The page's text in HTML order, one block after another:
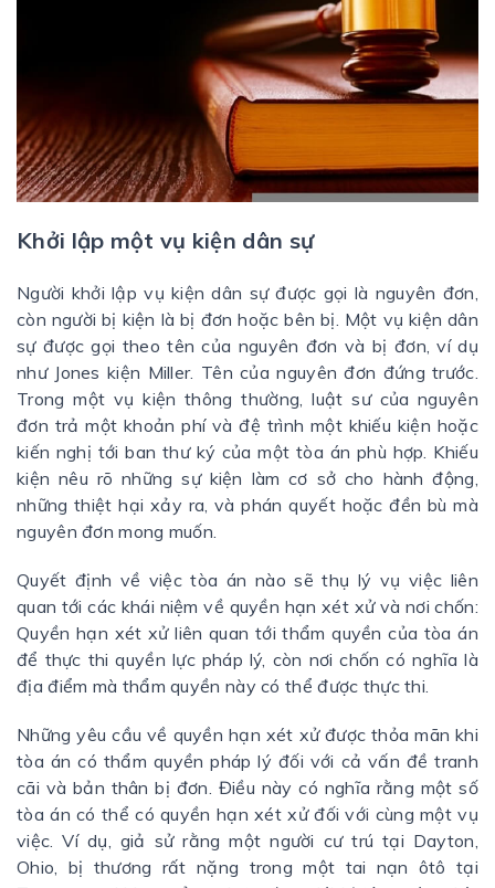
Khởi lập một vụ kiện dân sự
Người khởi lập vụ kiện dân sự được gọi là nguyên đơn,
còn người bị kiện là bị đơn hoặc bên bị. Một vụ kiện dân
sự được gọi theo tên của nguyên đơn và bị đơn, ví dụ
như Jones kiện Miller. Tên của nguyên đơn đứng trước.
Trong một vụ kiện thông thường, luật sư của nguyên
đơn trả một khoản phí và đệ trình một khiếu kiện hoặc
kiến nghị tới ban thư ký của một tòa án phù hợp. Khiếu
kiện nêu rõ những sự kiện làm cơ sở cho hành động,
những thiệt hại xảy ra, và phán quyết hoặc đền bù mà
nguyên đơn mong muốn.
Quyết định về việc tòa án nào sẽ thụ lý vụ việc liên
quan tới các khái niệm về quyền hạn xét xử và nơi chốn:
Quyền hạn xét xử liên quan tới thẩm quyền của tòa án
để thực thi quyền lực pháp lý, còn nơi chốn có nghĩa là
địa điểm mà thẩm quyền này có thể được thực thi.
Những yêu cầu về quyền hạn xét xử được thỏa mãn khi
tòa án có thẩm quyền pháp lý đối với cả vấn đề tranh
cãi và bản thân bị đơn. Điều này có nghĩa rằng một số
tòa án có thể có quyền hạn xét xử đối với cùng một vụ
việc. Ví dụ, giả sử rằng một người cư trú tại Dayton,
Ohio, bị thương rất nặng trong một tai nạn ôtô tại